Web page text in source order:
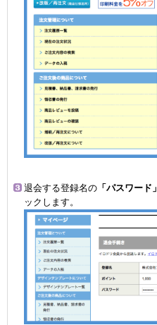
退会する登録名の 「パスワード」
ックします。